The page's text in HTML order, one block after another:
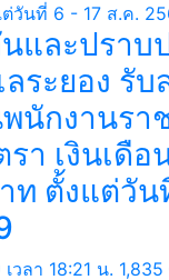
ภาค 6 รับส
ยสิบตำรว
ต่วันที่ 8-
ลา 12:22 น.311